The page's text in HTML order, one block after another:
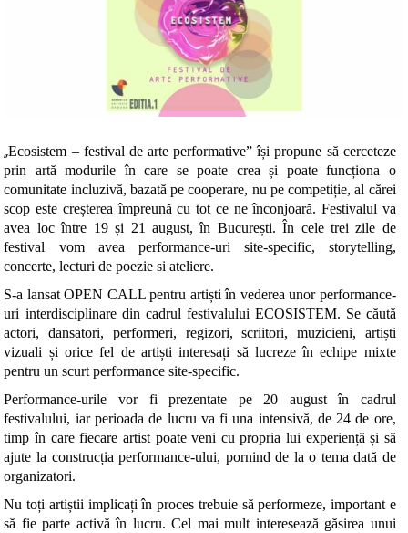
„Ecosistem – festival de arte performative” își propune să cerceteze
prin artă modurile în care se poate crea și poate funcționa o
comunitate incluzivă, bazată pe cooperare, nu pe competiție, al cărei
scop este creșterea împreună cu tot ce ne înconjoară. Festivalul va
avea loc între 19 și 21 august, în București. În cele trei zile de
festival vom avea performance-uri site-specific, storytelling,
concerte, lecturi de poezie si ateliere.
S-a lansat OPEN CALL pentru artiști în vederea unor performance-
uri interdisciplinare din cadrul festivalului ECOSISTEM. Se căută
actori, dansatori, performeri, regizori, scriitori, muzicieni, artiști
vizuali și orice fel de artiști interesați să lucreze în echipe mixte
pentru un scurt performance site-specific.
Performance-urile vor fi prezentate pe 20 august în cadrul
festivalului, iar perioada de lucru va fi una intensivă, de 24 de ore,
timp în care fiecare artist poate veni cu propria lui experiență și să
ajute la construcția performance-ului, pornind de la o tema dată de
organizatori.
Nu toți artiștii implicați în proces trebuie să performeze, important e
să fie parte activă în lucru. Cel mai mult interesează găsirea unui